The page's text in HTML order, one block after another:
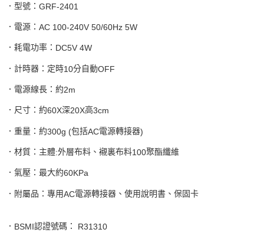
．型號： GRF-2401
．電源： AC 100-240V 50/60Hz 5W
．耗電功率： DC5V 4W
．計時器：定時10分自動OFF
．電源線長：約2m
．尺寸：約60X深20X高3cm
．重量：約300g (包括AC電源轉接器)
．材質：主體:外層布料、襯裏布料100聚酯纖維
．氣壓：最大約60KPa
．附屬品：專用AC電源轉接器、使用說明書、保固卡
． BSMI認證號碼： R31310